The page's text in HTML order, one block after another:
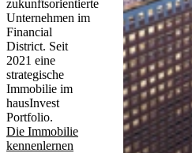
zukunftsorientierte
Unternehmen im
Financial
District. Seit
2021 eine
strategische
Immobilie im
hausInvest
Portfolio.
Die Immobilie
kennenlernen